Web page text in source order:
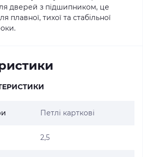
дверей з підшипником, це
плавної, тихої та стабільної
Петлі карткові
2,5